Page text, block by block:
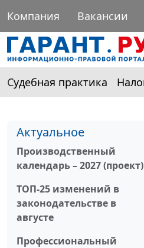
Компания Вакансии
Судебная практика
Актуальное
Производственный
календарь – 2027 (проект)
ТОП-25 изменений в
законодательстве в
августе
Профессиональный